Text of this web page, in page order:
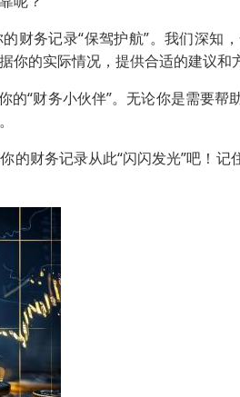
财务记录“保驾护航”。我们深知
的实际情况，提供合适的建议和
的“财务小伙伴”。无论你是需要
的财务记录从此“闪闪发光”吧！